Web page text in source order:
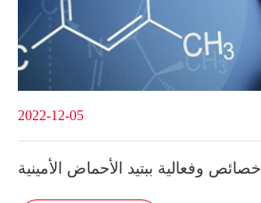
2022-12-05
خصائص وفعالية ببتيد الأحماض الأمينية